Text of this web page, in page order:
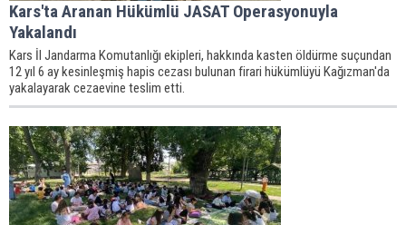
Kars'ta Aranan Hükümlü JASAT Operasyonuyla
Yakalandı
Kars İl Jandarma Komutanlığı ekipleri, hakkında kasten öldürme suçundan
12 yıl 6 ay kesinleşmiş hapis cezası bulunan firari hükümlüyü Kağızman'da
yakalayarak cezaevine teslim etti.